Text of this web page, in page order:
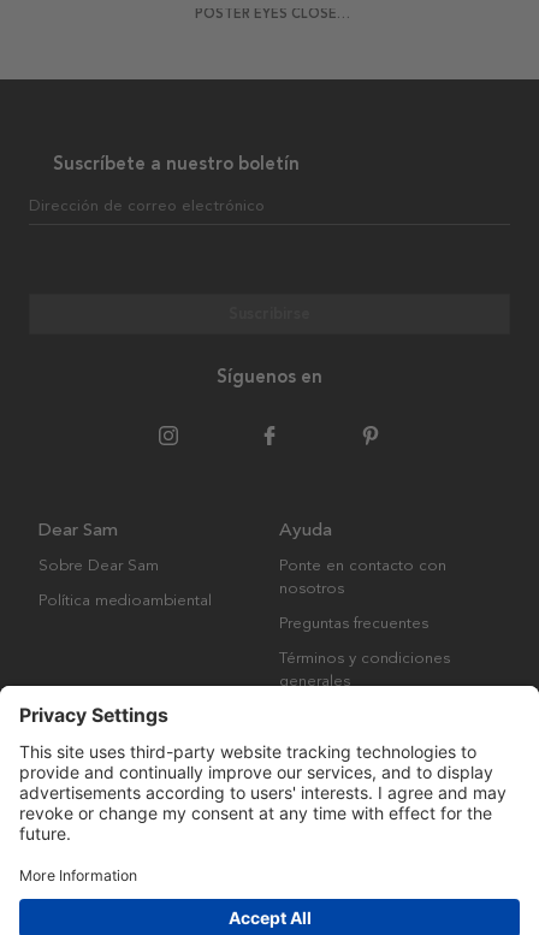
POSTER EYES CLOSED ILLUSTRATION
Suscríbete a nuestro boletín
Dirección de correo electrónico
Síguenos en
Dear Sam
Sobre Dear Sam
Política medioambiental
Ayuda
Ponte en contacto con
nosotros
Preguntas frecuentes
Términos y condiciones
generales
Derechos de autor © Many Brands AB 2023. Todos los derechos